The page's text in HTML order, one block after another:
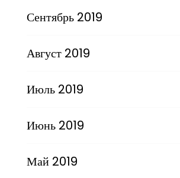
Сентябрь 2019
Август 2019
Июль 2019
Июнь 2019
Май 2019